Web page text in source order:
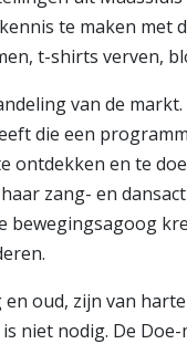
te maken met
t-shirts verven,
van de
die een
ontdekken en te
zang- en
bewegingsagoog
oud, zijn van
niet nodig. De